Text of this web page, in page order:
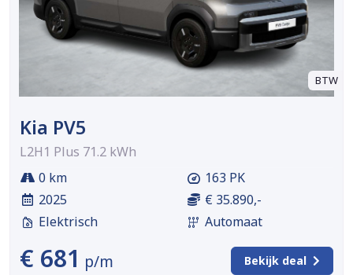
BTW
Kia PV5
L2H1 Plus 71.2 kWh
0 km
2025
Elektrisch
163 PK
€ 35.890,-
Automaat
€ 681 p/m Bekijk deal